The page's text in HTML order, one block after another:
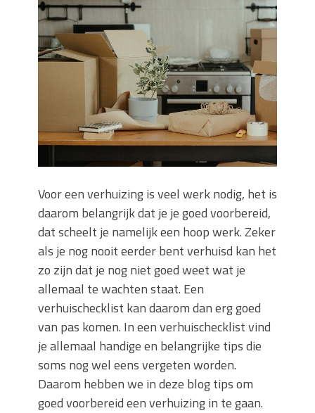
Zo blijft je oven loeiheet: de beste tips
voor een perfecte isolatie
Grond kopen of verkopen Noord-
Holland
De Kwaliteit van Houtpellets: Wat
Bepaalt of uw Kachel Optimaal
Waarom technische eisen de basis
vormen voor functionele ruimtes
Nieuwe kozijnen als onderdeel van een
technisch vraagt
Voor een verhuizing is veel werk nodig, het is
daarom belangrijk dat je je goed voorbereid,
dat scheelt je namelijk een hoop werk. Zeker
als je nog nooit eerder bent verhuisd kan het
zo zijn dat je nog niet goed weet wat je
allemaal te wachten staat. Een
verhuischecklist kan daarom dan erg goed
van pas komen. In een verhuischecklist vind
je allemaal handige en belangrijke tips die
soms nog wel eens vergeten worden.
Daarom hebben we in deze blog tips om
goed voorbereid een verhuizing in te gaan.